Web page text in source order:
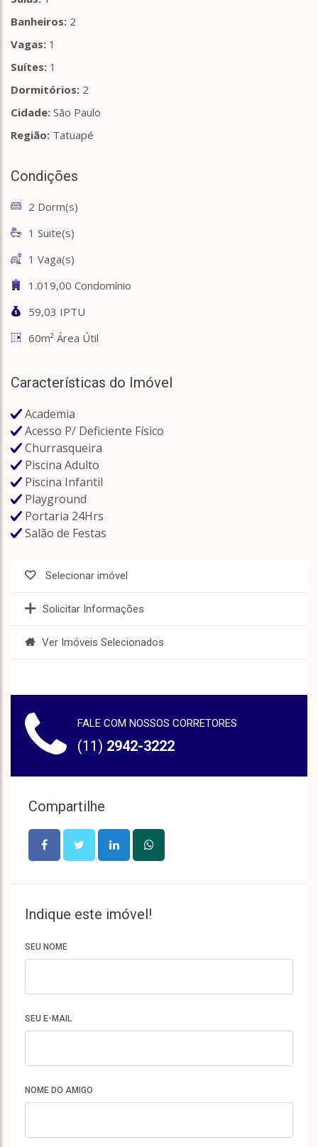
Banheiros: 2
Vagas: 1
Suítes: 1
Dormitórios: 2
Cidade: São Paulo
Região: Tatuapé
Condições
2 Dorm(s)
1 Suite(s)
1 Vaga(s)
1.019,00 Condomínio
59,03 IPTU
60m² Área Útil
Características do Imóvel
Academia
Acesso P/ Deficiente Físico
Churrasqueira
Piscina Adulto
Piscina Infantil
Playground
Portaria 24Hrs
Salão de Festas
Selecionar imóvel
Solicitar Informações
Ver Imóveis Selecionados
FALE COM NOSSOS CORRETORES
(11) 2942-3222
Compartilhe
Indique este imóvel!
SEU NOME
SEU E-MAIL
NOME DO AMIGO